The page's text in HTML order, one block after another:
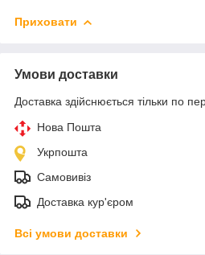
Приховати
Умови доставки
Доставка здійснюється тільки по
Нова Пошта
Укрпошта
Самовивіз
Доставка кур'єром
Всі умови доставки